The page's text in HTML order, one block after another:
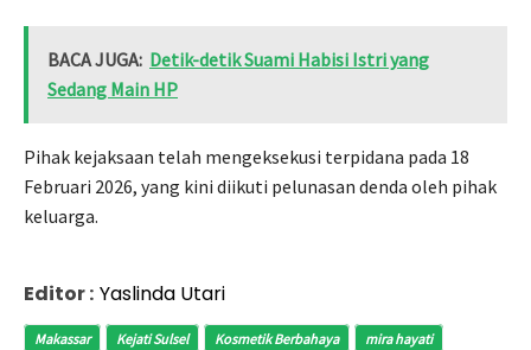
BACA JUGA: Detik-detik Suami Habisi Istri yang
Sedang Main HP
Pihak kejaksaan telah mengeksekusi terpidana pada 18
Februari 2026, yang kini diikuti pelunasan denda oleh pihak
keluarga.
Editor : Yaslinda Utari
Makassar Kejati Sulsel Kosmetik Berbahaya
mira hayati